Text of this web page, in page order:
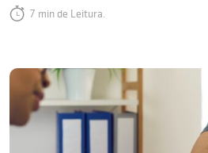
7 min de Leitura.